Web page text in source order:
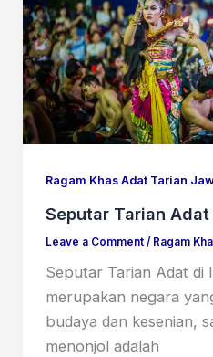
Ragam Khas Adat Tarian
Seputar Tarian
Leave a Comment / Ragam
Seputar Tarian Adat di
merupakan negara
budaya dan kesenian,
menonjol adalah